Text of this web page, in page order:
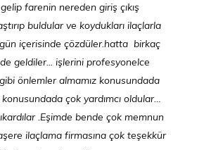
farenin nereden giriş çıkış
buldular ve koydukları ilaçlarla
içerisinde çözdüler.hatta birkaç
geldiler... işlerini profesyonelce
önlemler almamız konusundada
çok yardımcı oldular…
.Eşimde bende çok memnun
ilaçlama firmasına çok teşekkür